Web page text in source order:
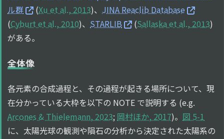
ル群
(Xu et al., 2013)、 JINA Reaclib Database
(Cyburt et al., 2010)、 STARLIB (Sallaska et al., 2013)
がある。
全体像
各元素の合成過程と、その過程が起きる場所について、現
在分かっている大枠を以下の NOTE で説明する (e.g.
Arcones & Thielemann, 2023; 岡村ほか, 2017)。 図 5-1
に、太陽光球の観測や隕石の分析から決定された太陽系の